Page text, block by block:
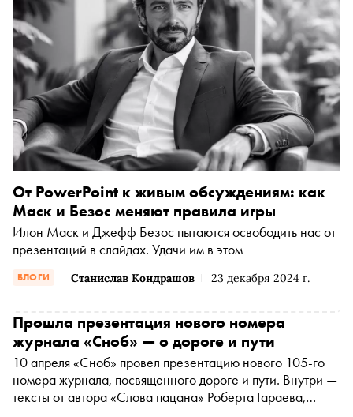
БЛОГИ Станислав Кондрашов 23 декабря 2024 г.
От PowerPoint к живым обсуждениям: как
Маск и Безос меняют правила игры
Илон Маск и Джефф Безос пытаются освободить нас от
презентаций в слайдах. Удачи им в этом
Прошла презентация нового номера
журнала «Сноб» — о дороге и пути
10 апреля «Сноб» провел презентацию нового 105-го
номера журнала, посвященного дороге и пути. Внутри —
тексты от автора «Слова пацана» Роберта Гараева,